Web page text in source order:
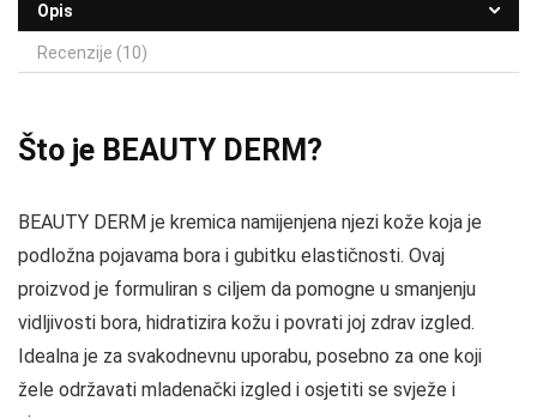
Opis
Recenzije (10)
Što je BEAUTY DERM?
BEAUTY DERM je kremica namijenjena njezi kože koja je
podložna pojavama bora i gubitku elastičnosti. Ovaj
proizvod je formuliran s ciljem da pomogne u smanjenju
vidljivosti bora, hidratizira kožu i povrati joj zdrav izgled.
Idealna je za svakodnevnu uporabu, posebno za one koji
žele održavati mladenački izgled i osjetiti se svježe i